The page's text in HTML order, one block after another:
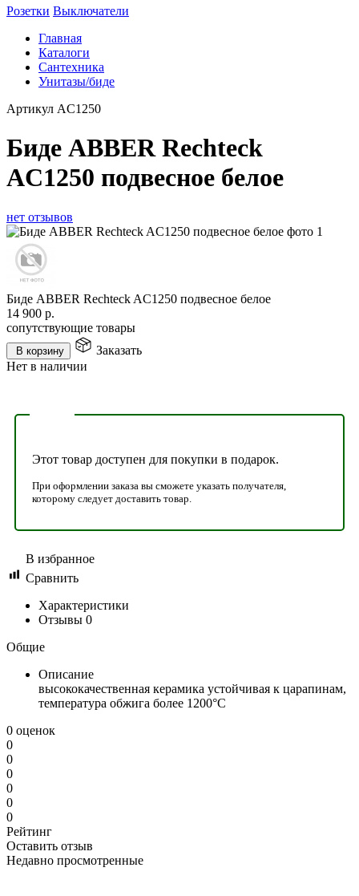
Розетки Выключатели
Главная
Каталоги
Сантехника
Унитазы/биде
Артикул AC1250
Биде ABBER Rechteck
AC1250 подвесное белое
нет отзывов
Биде ABBER Rechteck AC1250 подвесное белое
14 900 р.
сопутствующие товары
В корзину
Заказать
Нет в наличии
Этот товар доступен для покупки в подарок.
При оформлении заказа вы сможете указать получателя,
которому следует доставить товар.
В избранное
Сравнить
Характеристики
Отзывы 0
Общие
Описание
высококачественная керамика устойчивая к царапинам,
температура обжига более 1200°C
0 оценок
0
0
0
0
0
0
Рейтинг
Оставить отзыв
Недавно просмотренные